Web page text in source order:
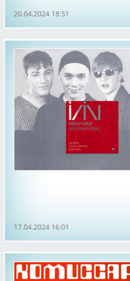
20.04.2024 18:51
17.04.2024 16:01